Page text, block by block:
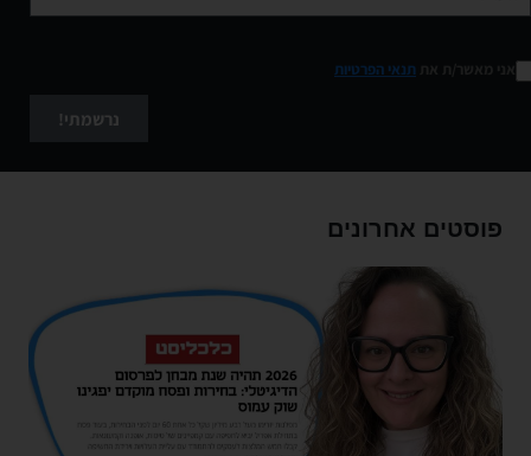
תנאי הפרטיות
נרשמתי!
פוסטים אחרונים